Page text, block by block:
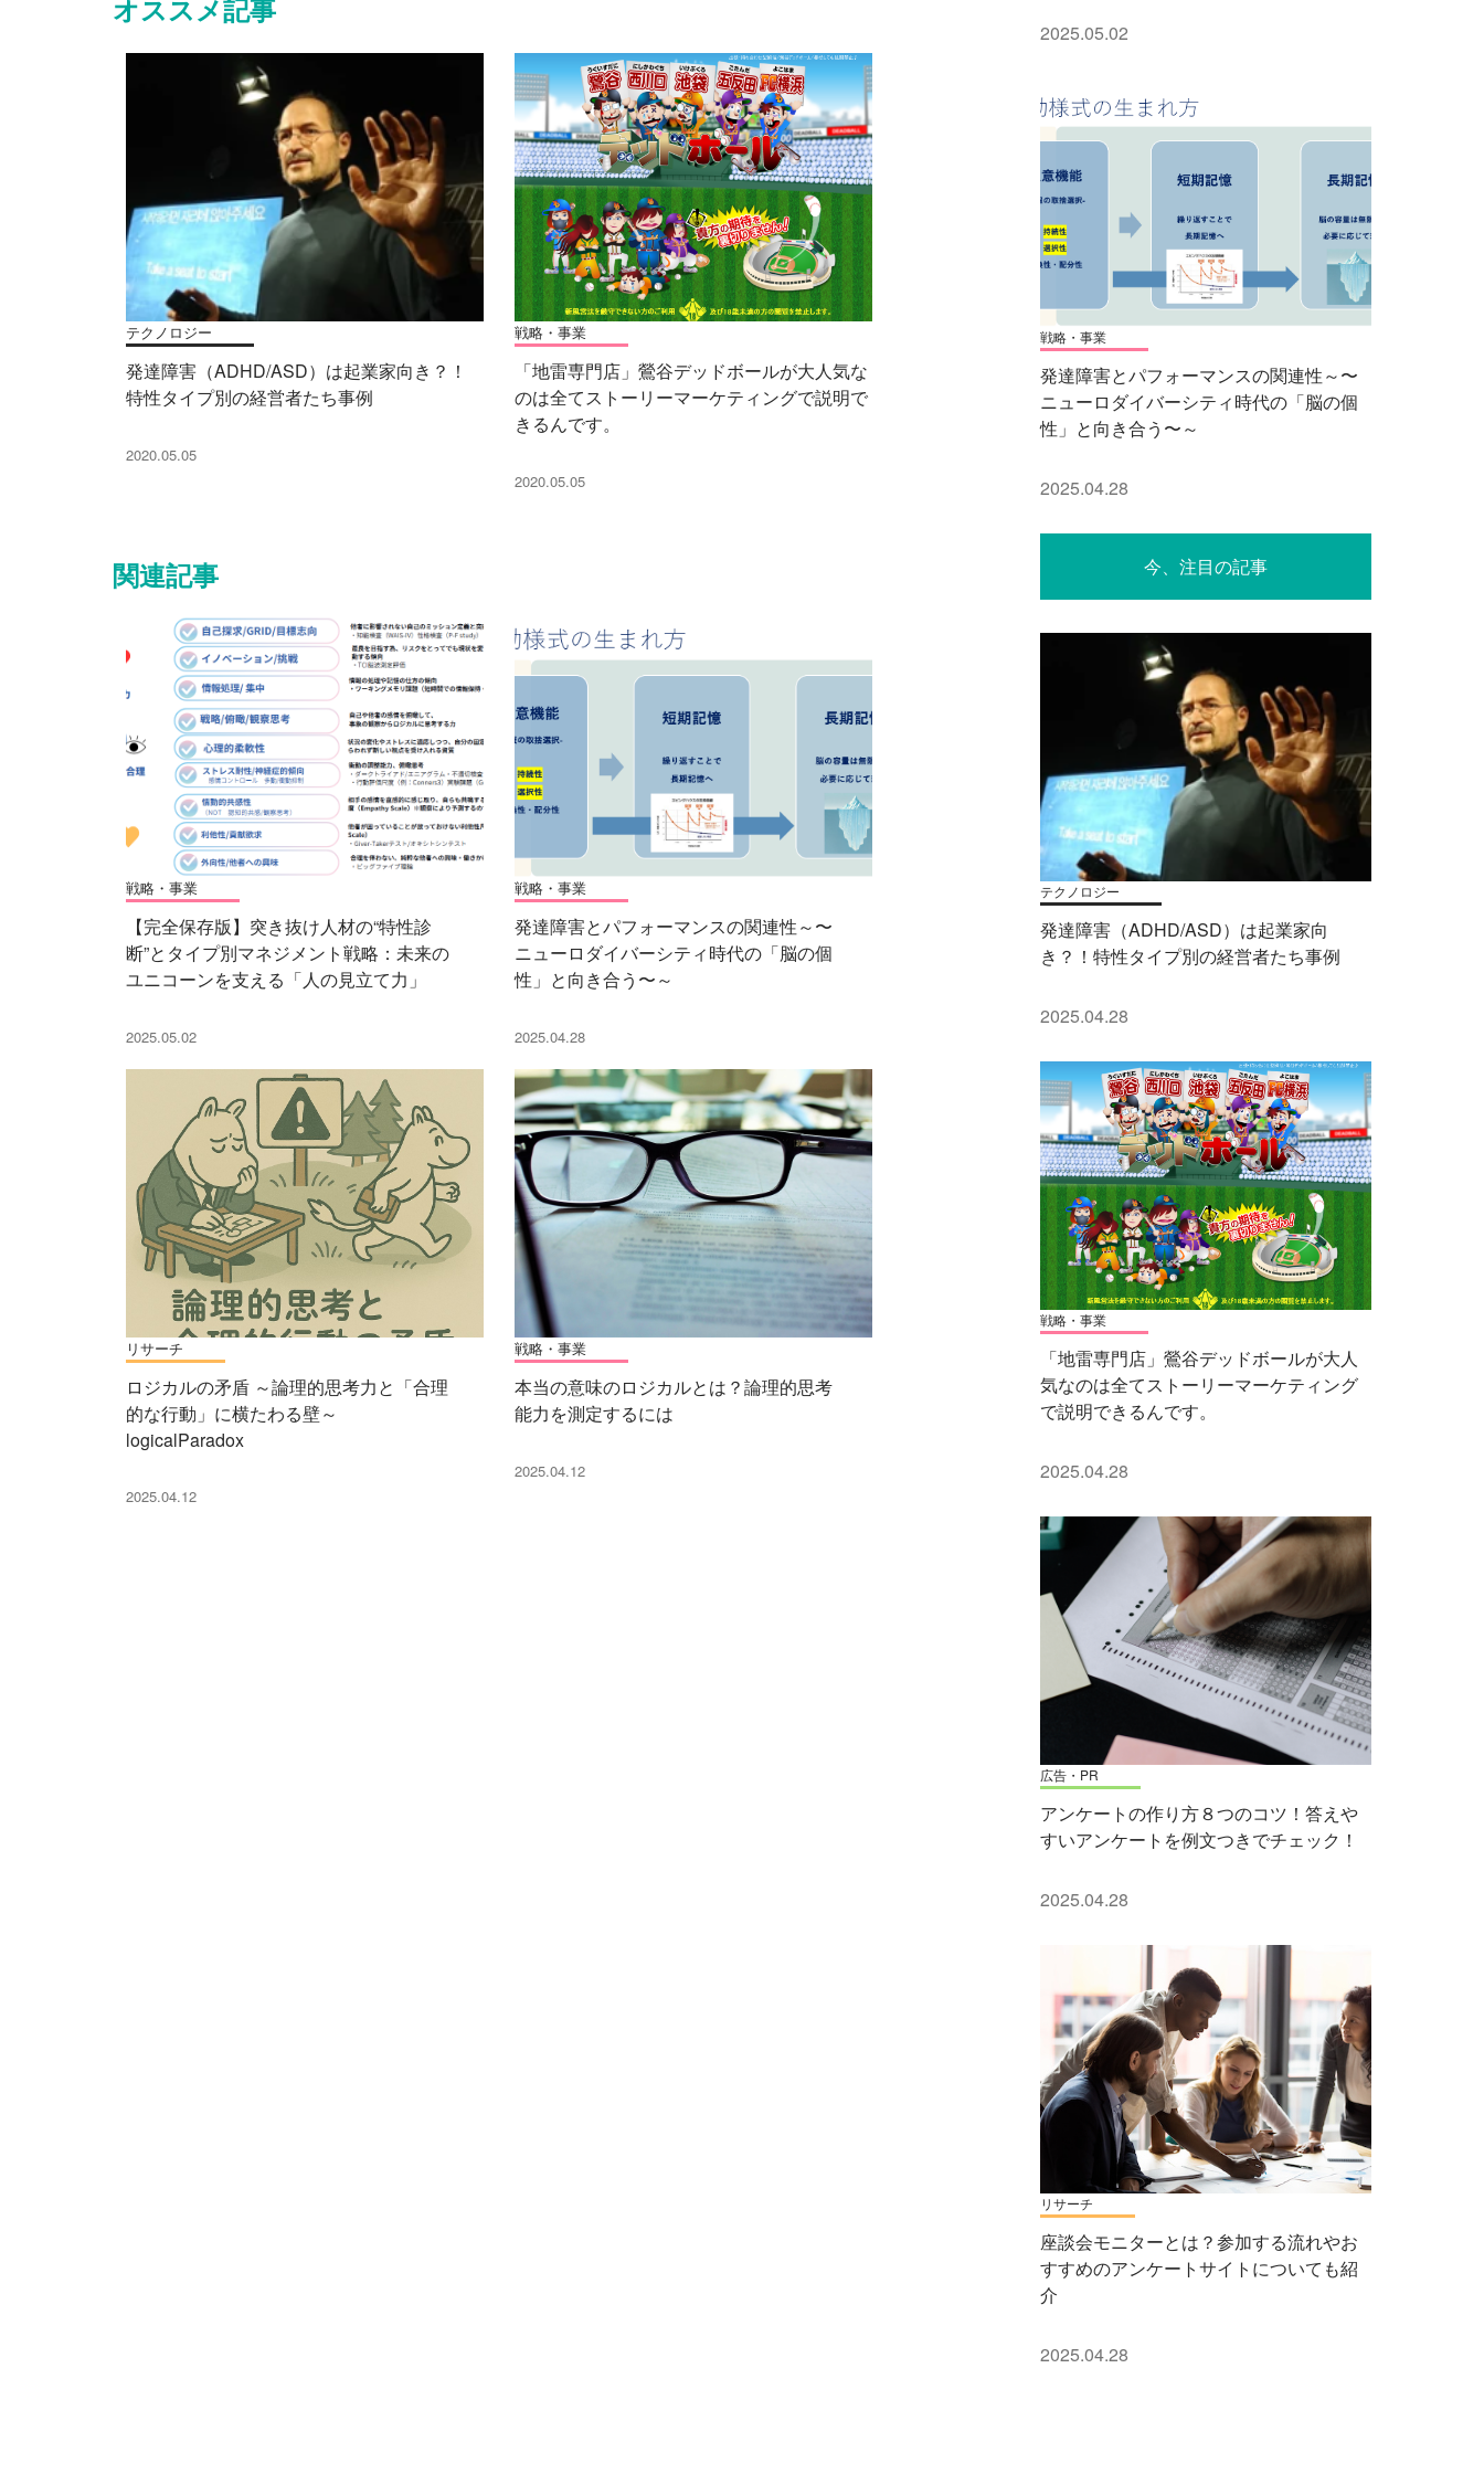
オススメ記事
テクノロジー
発達障害（ADHD/ASD）は起業家向き？！
特性タイプ別の経営者たち事例
2020.05.05
戦略・事業
「地雷専門店」鶯谷デッドボールが大人気な
のは全てストーリーマーケティングで説明で
きるんです。
2020.05.05
関連記事
戦略・事業
【完全保存版】突き抜け人材の“特性診
断”とタイプ別マネジメント戦略：未来の
ユニコーンを支える「人の見立て力」
2025.05.02
戦略・事業
発達障害とパフォーマンスの関連性～〜
ニューロダイバーシティ時代の「脳の個
性」と向き合う〜～
2025.04.28
リサーチ
ロジカルの矛盾 ～論理的思考力と「合理
的な行動」に横たわる壁～
logicalParadox
2025.04.12
戦略・事業
本当の意味のロジカルとは？論理的思考
能力を測定するには
2025.04.12
2025.05.02
戦略・事業
発達障害とパフォーマンスの関連性～〜
ニューロダイバーシティ時代の「脳の個
性」と向き合う〜～
2025.04.28
今、注目の記事
テクノロジー
発達障害（ADHD/ASD）は起業家向
き？！特性タイプ別の経営者たち事例
2025.04.28
戦略・事業
「地雷専門店」鶯谷デッドボールが大人
気なのは全てストーリーマーケティング
で説明できるんです。
2025.04.28
広告・PR
アンケートの作り方８つのコツ！答えや
すいアンケートを例文つきでチェック！
2025.04.28
リサーチ
座談会モニターとは？参加する流れやお
すすめのアンケートサイトについても紹
介
2025.04.28